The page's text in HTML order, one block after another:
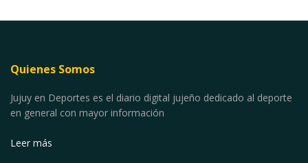
Quienes Somos
Jujuy en Deportes es el diario digital jujeño dedicado al deporte
en general con mayor información
Leer más